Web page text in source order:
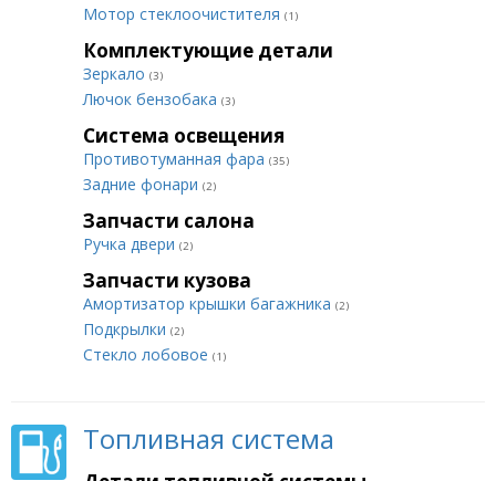
Мотор стеклоочистителя (1)
Комплектующие детали
Зеркало (3)
Лючок бензобака (3)
Система освещения
Противотуманная фара (35)
Задние фонари (2)
Запчасти салона
Ручка двери (2)
Запчасти кузова
Амортизатор крышки багажника (2)
Подкрылки (2)
Стекло лобовое (1)
Топливная система